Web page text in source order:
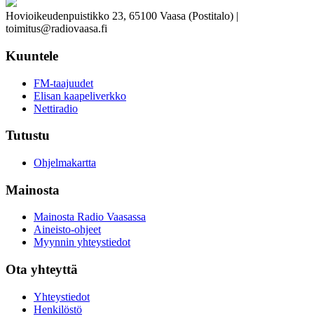
Hovioikeudenpuistikko 23, 65100 Vaasa (Postitalo) |
toimitus@radiovaasa.fi
Kuuntele
FM-taajuudet
Elisan kaapeliverkko
Nettiradio
Tutustu
Ohjelmakartta
Mainosta
Mainosta Radio Vaasassa
Aineisto-ohjeet
Myynnin yhteystiedot
Ota yhteyttä
Yhteystiedot
Henkilöstö